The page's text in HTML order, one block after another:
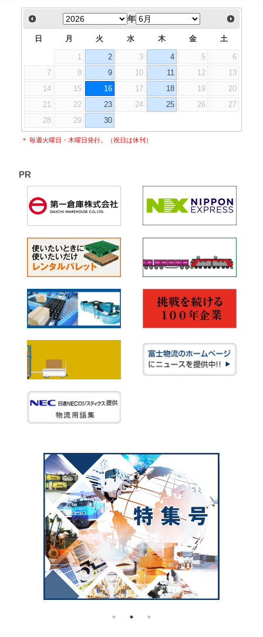
年
日 月 火 水 木 金 土
1 2 3 4 5
6
7
8 9 10 11 12
13
14
15 16 17 18 19
20
21
22 23 24 25 26
27
28
29 30
＊ 毎週火曜日・木曜日発行。（祝日は休刊）